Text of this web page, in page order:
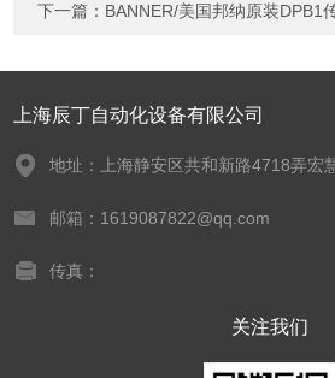
下一篇： BANNER/美国邦纳原装DPB1
上海辰丁自动化设备有限公司
地址：上海静安区共和新路4718弄宏
邮箱：1619087822@qq.com
传真：
关注我们